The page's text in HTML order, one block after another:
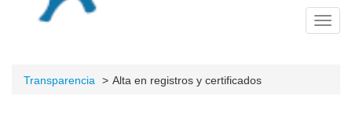
Transparencia Alta en registros y certificados